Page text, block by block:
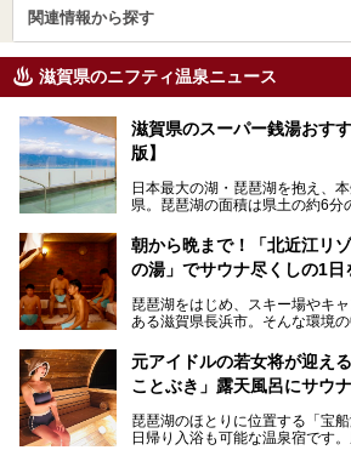
関連情報から探す
滋賀県のニフティ温泉ニュース
滋賀県のスーパー銭湯おす
版】
日本最大の湖・琵琶湖を抱え、
県。琵琶湖の面積は県土の約6分
して栄え、県内には世界遺産の
指定されている彦根城、国の特
の史跡があります。
琵琶湖の雄大な景色を眺めなが
朝から晩まで！「北近江リ
の湯」でサウナ尽くしの1日
琵琶湖をはじめ、スキー場やキ
ある滋賀県長浜市。そんな環境
今回は、「北近江リゾート 天然
晩まで楽しめる過ごし方をご紹
違いなしですよ。
───
元アイドルの若女将が迎え
ことぶき」露天風呂にサウ
琵琶湖のほとりに位置する「宝
日帰り入浴も可能な温泉宿です